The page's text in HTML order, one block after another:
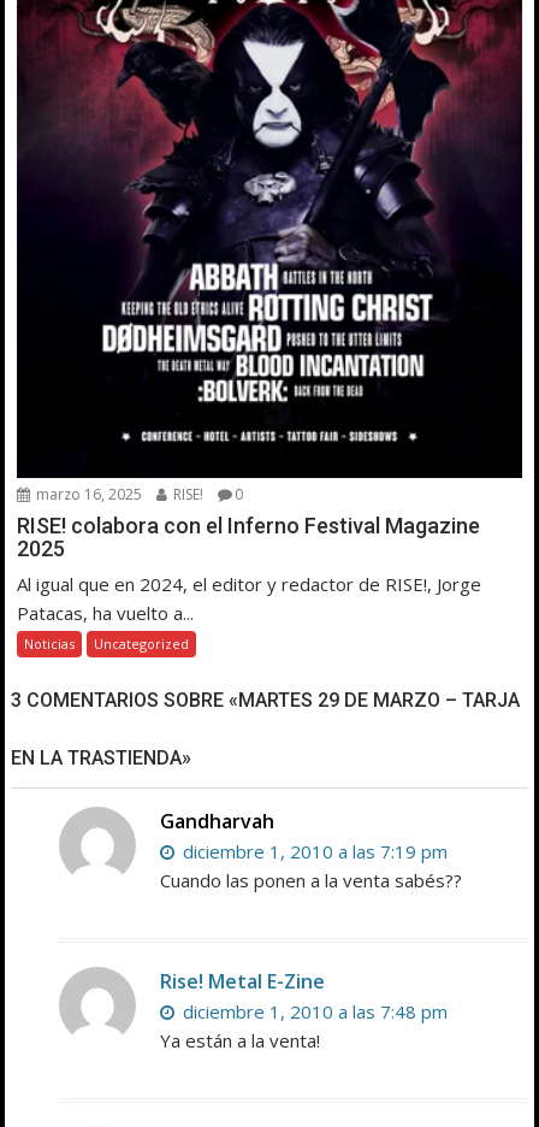
marzo 16, 2025 RISE! 0
RISE! colabora con el Inferno Festival Magazine
2025
Al igual que en 2024, el editor y redactor de RISE!, Jorge
Patacas, ha vuelto a...
Noticias Uncategorized
3 COMENTARIOS SOBRE «MARTES 29 DE MARZO – TARJA
EN LA TRASTIENDA»
Gandharvah
diciembre 1, 2010 a las 7:19 pm
Cuando las ponen a la venta sabés??
Rise! Metal E-Zine
diciembre 1, 2010 a las 7:48 pm
Ya están a la venta!